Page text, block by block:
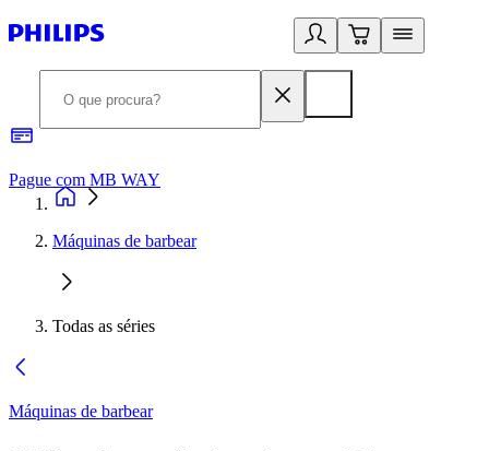
Pague com MB WAY
Máquinas de barbear
Todas as séries
Máquinas de barbear